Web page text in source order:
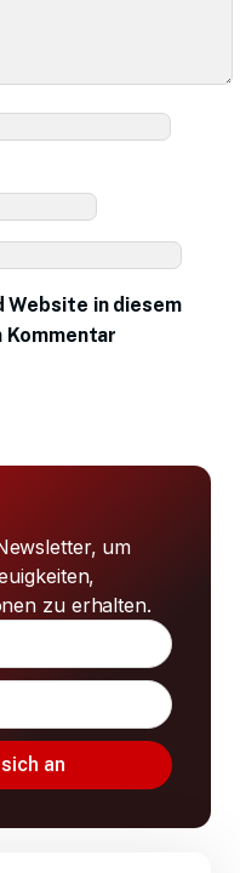
Website in diesem
Kommentar
um
zu erhalten.
an